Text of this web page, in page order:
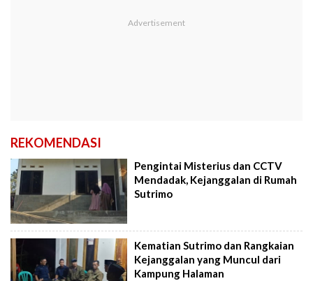
REKOMENDASI
Pengintai Misterius dan CCTV
Mendadak, Kejanggalan di Rumah
Sutrimo
Kematian Sutrimo dan Rangkaian
Kejanggalan yang Muncul dari
Kampung Halaman